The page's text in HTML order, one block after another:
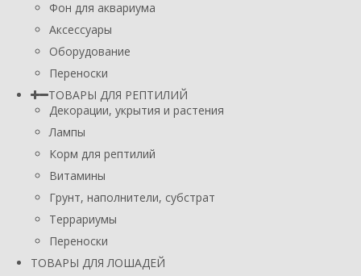
Фон для аквариума
Аксессуары
Оборудование
Переноски
ТОВАРЫ ДЛЯ РЕПТИЛИЙ
Декорации, укрытия и растения
Лампы
Корм для рептилий
Витамины
Грунт, наполнители, субстрат
Террариумы
Переноски
ТОВАРЫ ДЛЯ ЛОШАДЕЙ